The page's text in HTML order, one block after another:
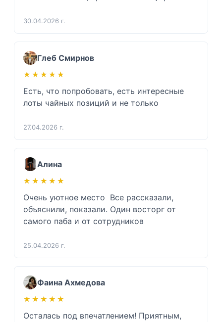
30.04.2026 г.
Глеб Смирнов
★★★★★
★★★★★
Есть, что попробовать, есть интересные
лоты чайных позиций и не только
27.04.2026 г.
Алина
★★★★★
★★★★★
Очень уютное место  Все рассказали,
объяснили, показали. Один восторг от
самого паба и от сотрудников
25.04.2026 г.
Фаина Ахмедова
★★★★★
★★★★★
Осталась под впечатлением! Приятным,